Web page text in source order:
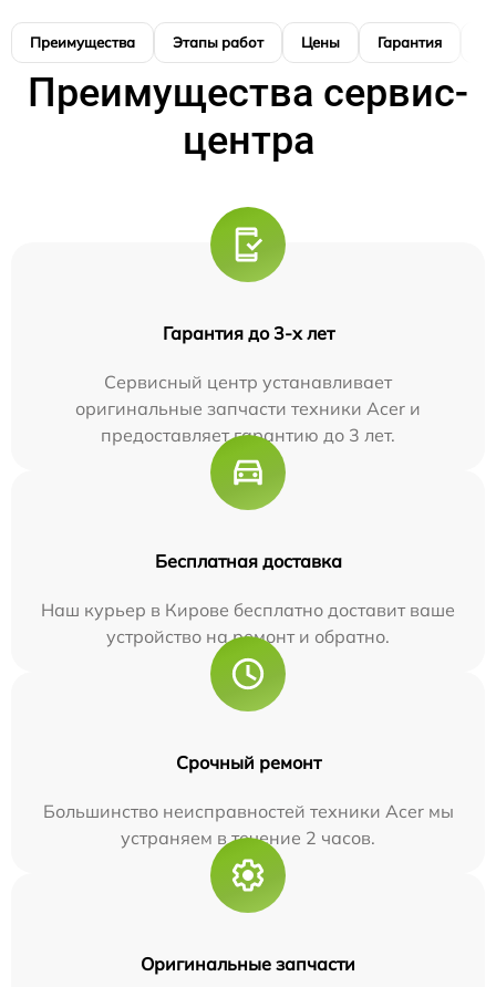
Преимущества Этапы работ Цены Гарантия
Преимущества сервис-
центра
Гарантия до 3-х лет
Сервисный центр устанавливает
оригинальные запчасти техники Acer и
предоставляет гарантию до 3 лет.
Бесплатная доставка
Наш курьер в Кирове бесплатно доставит ваше
устройство на ремонт и обратно.
Срочный ремонт
Большинство неисправностей техники Acer мы
устраняем в течение 2 часов.
Оригинальные запчасти